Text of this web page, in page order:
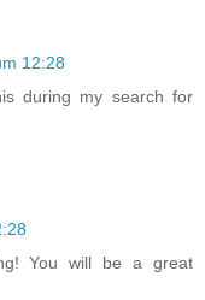
12:28
during my search for
You will be a great